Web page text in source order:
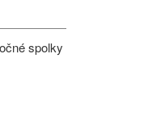
spolky